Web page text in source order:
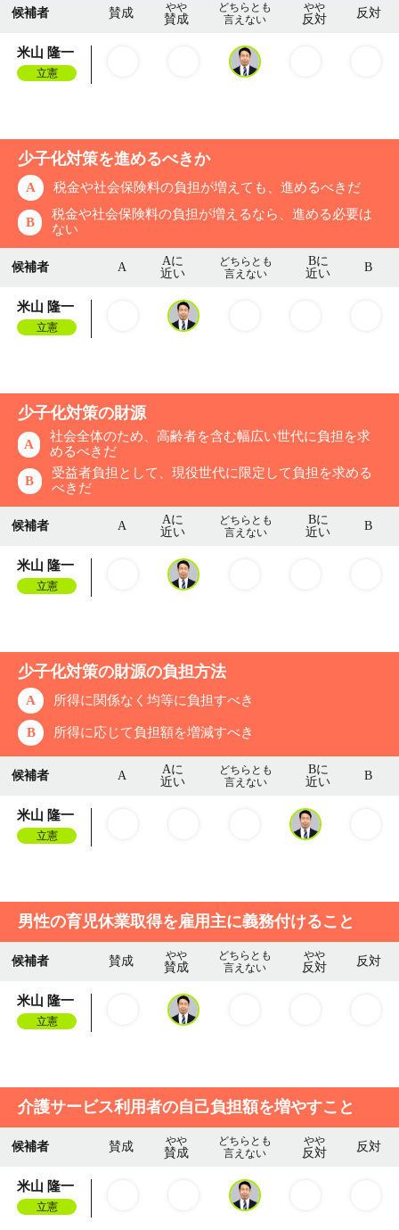
候補者 賛成 やや
賛成
どちらとも
言えない
やや
反対 反対
米山 隆一
立憲
少子化対策を進めるべきか
A 税金や社会保険料の負担が増えても、進めるべきだ
B
税金や社会保険料の負担が増えるなら、進める必要は
ない
候補者 A
Aに
近い
どちらとも
言えない
Bに
近い
B
米山 隆一
立憲
少子化対策の財源
A
社会全体のため、高齢者を含む幅広い世代に負担を求
めるべきだ
B
受益者負担として、現役世代に限定して負担を求める
べきだ
候補者 A
Aに
近い
どちらとも
言えない
Bに
近い
B
米山 隆一
立憲
少子化対策の財源の負担方法
A 所得に関係なく均等に負担すべき
B 所得に応じて負担額を増減すべき
候補者 A
Aに
近い
どちらとも
言えない
Bに
近い
B
米山 隆一
立憲
男性の育児休業取得を雇用主に義務付けること
候補者 賛成 やや
賛成
どちらとも
言えない
やや
反対 反対
米山 隆一
立憲
介護サービス利用者の自己負担額を増やすこと
候補者 賛成 やや
賛成
どちらとも
言えない
やや
反対 反対
米山 隆一
立憲